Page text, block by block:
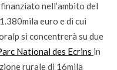
nell’ambito del
euro e di cui
si concentrerà su due
National des Ecrins in
rurale di 16mila